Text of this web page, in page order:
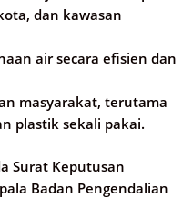
dan kawasan
air secara efisien dan
masyarakat, terutama
plastik sekali pakai.
Surat Keputusan
Badan Pengendalian